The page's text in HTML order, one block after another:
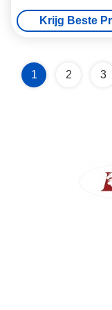
onderdelen voor
Benz
Krijg Beste
1 2 3